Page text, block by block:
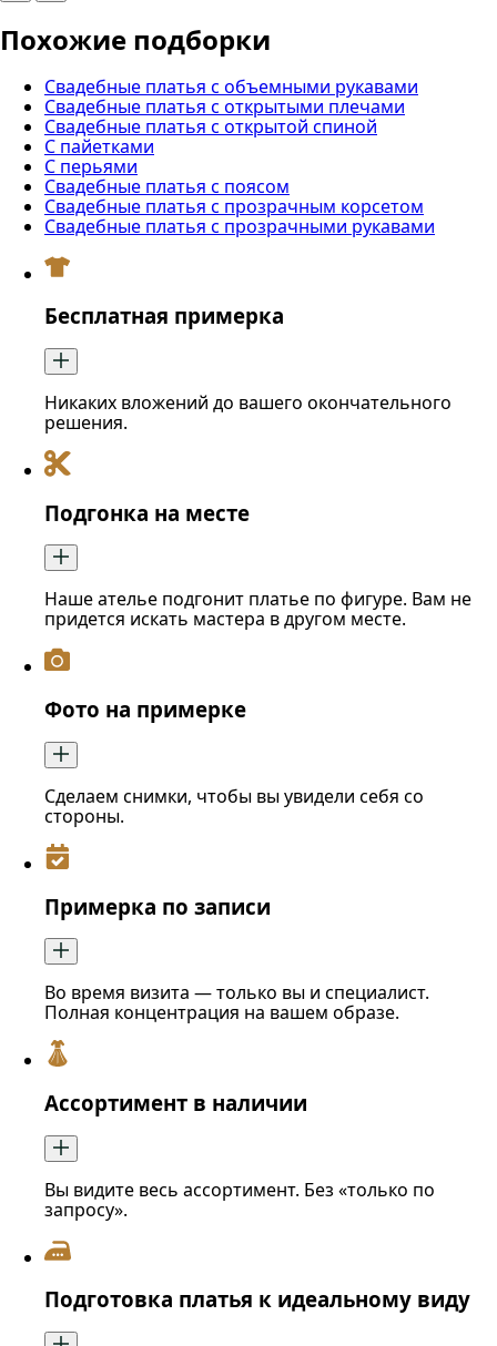
Похожие подборки
Свадебные платья с объемными рукавами
Свадебные платья с открытыми плечами
Свадебные платья с открытой спиной
С пайетками
С перьями
Свадебные платья с поясом
Свадебные платья с прозрачным корсетом
Свадебные платья с прозрачными рукавами
Бесплатная примерка
Никаких вложений до вашего окончательного
решения.
Подгонка на месте
Наше ателье подгонит платье по фигуре. Вам не
придется искать мастера в другом месте.
Фото на примерке
Сделаем снимки, чтобы вы увидели себя со
стороны.
Примерка по записи
Во время визита — только вы и специалист.
Полная концентрация на вашем образе.
Ассортимент в наличии
Вы видите весь ассортимент. Без «только по
запросу».
Подготовка платья к идеальному виду